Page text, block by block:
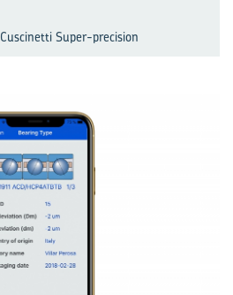
Cuscinetti Super-precision